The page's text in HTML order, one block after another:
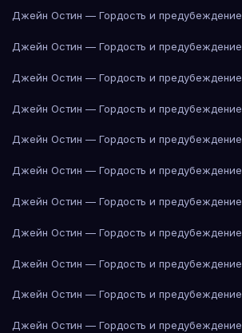
Джейн Остин — Гордость и предубеждение
Джейн Остин — Гордость и предубеждение
Джейн Остин — Гордость и предубеждение
Джейн Остин — Гордость и предубеждение
Джейн Остин — Гордость и предубеждение
Джейн Остин — Гордость и предубеждение
Джейн Остин — Гордость и предубеждение
Джейн Остин — Гордость и предубеждение
Джейн Остин — Гордость и предубеждение
Джейн Остин — Гордость и предубеждение
Джейн Остин — Гордость и предубеждение